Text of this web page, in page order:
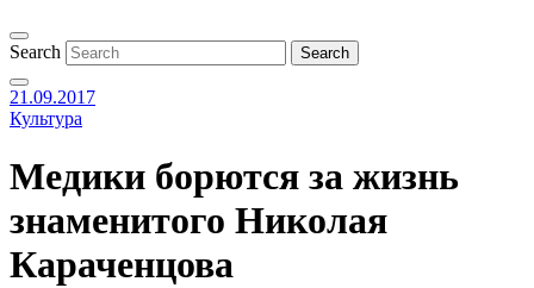
Search
21.09.2017
Культура
Медики борются за жизнь
знаменитого Николая
Караченцова